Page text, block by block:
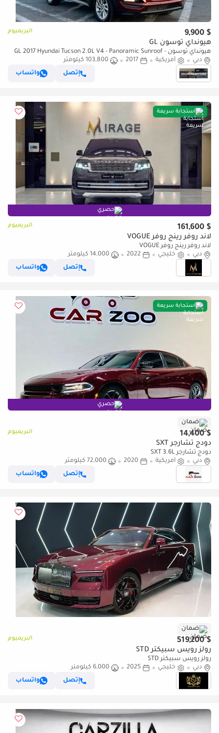
$ 9,900 البريميوم
هيونداي توسون GL
هيونداي توسون GL 2017 Hyundai Tucson 2.0L V4 - Panoramic Sunroof -
AWD 4x4 - Rear Camera - Leather seats
دبي أمريكية 2017
103,800 كيلومتر
إتصل
واتساب
استجابة سريعة
حصري
$ 161,600 البريميوم
لاند روفر رينج روفر VOGUE
لاند روفر رينج روفر VOGUE
دبي
خليجي 2022
14,000 كيلومتر
إتصل
واتساب
استجابة سريعة
حصري
ضمان
$ 14,400 البريميوم
دودج تشارجر SXT
دودج تشارجر SXT 3.6L
دبي
أمريكية 2020
72,000 كيلومتر
إتصل
واتساب
ضمان
$ 519,200 البريميوم
رولز رويس سبيكتر STD
رولز رويس سبيكتر STD
دبي
خليجي 2025
6,000 كيلومتر
إتصل
واتساب